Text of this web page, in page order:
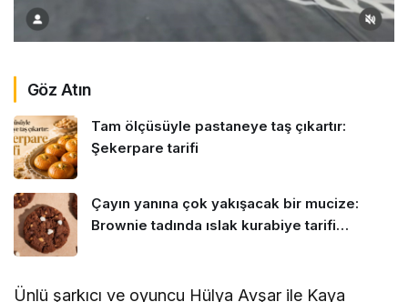
Göz Atın
Tam ölçüsüyle pastaneye taş çıkartır:
Şekerpare tarifi
Çayın yanına çok yakışacak bir mucize:
Brownie tadında ıslak kurabiye tarifi…
Ünlü şarkıcı ve oyuncu Hülya Avşar ile Kaya